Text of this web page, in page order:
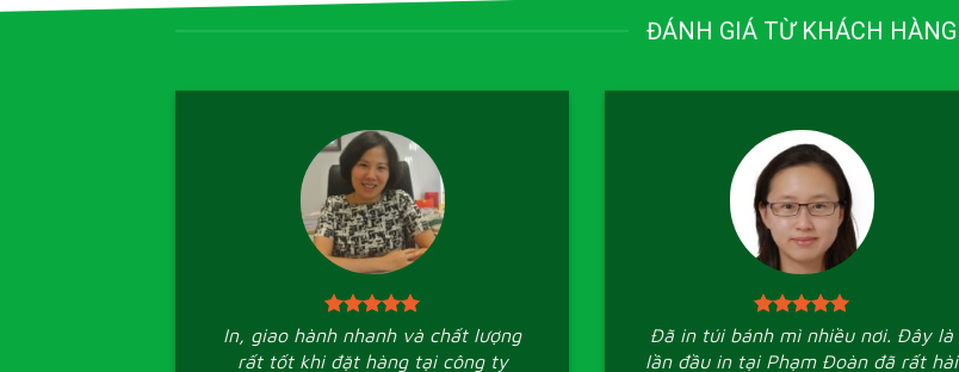
ĐÁNH GIÁ TỪ KHÁCH HÀNG
In, giao hành nhanh và chất lượng
rất tốt khi đặt hàng tại công ty
Đã in túi bánh mì nhiều nơi. Đây là
lần đầu in tại Phạm Đoàn đã rất hài